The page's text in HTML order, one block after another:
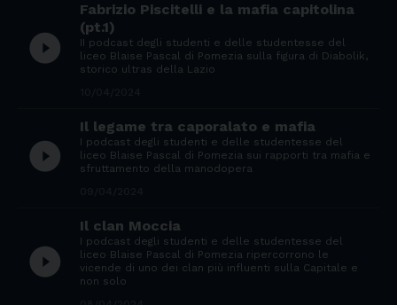
play_circle_filled
Fabrizio Piscitelli e la mafia capitolina
(pt.1)
II podcast degli studenti e delle studentesse del
liceo Blaise Pascal di Pomezia sulla figura di Diabolik,
storico ultras della Lazio
play_circle_filled
Il legame tra caporalato e mafia
I podcast degli studenti e delle studentesse del
liceo Blaise Pascal di Pomezia sui rapporti tra mafia e
sfruttamento della manodopera
play_circle_filled
Il clan Moccia
I podcast degli studenti e delle studentesse del
liceo Blaise Pascal di Pomezia ripercorrono le
vicende di uno dei clan più influenti sulla Capitale e
non solo